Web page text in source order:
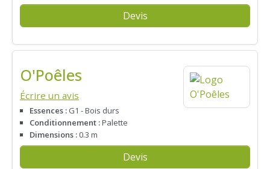
Devis
O'Poêles
Écrire un avis
Essences : G1 - Bois durs
Conditionnement :Palette
Dimensions : 0.3 m
Devis